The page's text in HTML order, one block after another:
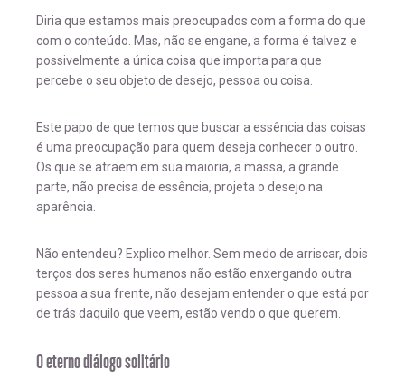
Diria que estamos mais preocupados com a forma do que
com o conteúdo. Mas, não se engane, a forma é talvez e
possivelmente a única coisa que importa para que
percebe o seu objeto de desejo, pessoa ou coisa.
Este papo de que temos que buscar a essência das coisas
é uma preocupação para quem deseja conhecer o outro.
Os que se atraem em sua maioria, a massa, a grande
parte, não precisa de essência, projeta o desejo na
aparência.
Não entendeu? Explico melhor. Sem medo de arriscar, dois
terços dos seres humanos não estão enxergando outra
pessoa a sua frente, não desejam entender o que está por
de trás daquilo que veem, estão vendo o que querem.
O eterno diálogo solitário